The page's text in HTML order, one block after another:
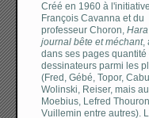
Créé en 1960 à
François Cavanna et du
professeur Choron,
journal bête et méchant,
dans ses pages quantité
dessinateurs parmi les
(Fred, Gébé, Topor,
Wolinski, Reiser, mais
Moebius, Lefred
Vuillemin entre autres).